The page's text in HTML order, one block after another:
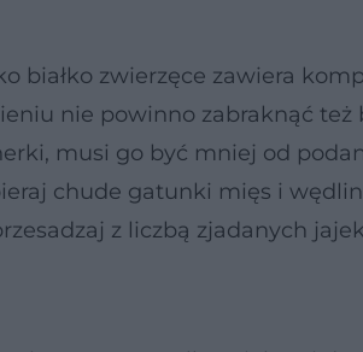
białko zwierzęce zawiera
nie powinno zabraknąć też
musi go być mniej od
chude gatunki mięs i
z liczbą zjadanych